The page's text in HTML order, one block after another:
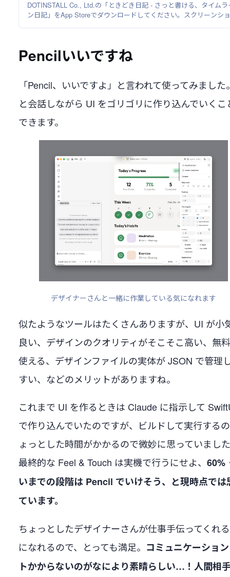
DOTINSTALL Co., Ltd.の「ときどき日記 - さっと書ける、タイムラ
ン日記」をApp Storeでダウンロードしてください。スクリーンシ
Pencilいいですね
「Pencil、いいですよ」と言われて使ってみました
と会話しながら UI をゴリゴリに作り込んでいくこ
できます。
デザイナーさんと一緒に作業している気になれます
似たようなツールはたくさんありますが、UI が小
良い、デザインのクオリティがそこそこ高い、無
使える、デザインファイルの実体が JSON で管理
すい、などのメリットがありますね。
これまで UI を作るときは Claude に指示して
で作り込んでいたのですが、ビルドして実行する
ょっとした時間がかかるので微妙に思っていまし
最終的な Feel & Touch は実機で行うにせよ、 60%
いまでの段階は Pencil でいけそう、と現時点では
ています。
ちょっとしたデザイナーさんが仕事手伝ってくれ
になれるので、とっても満足。 コミュニケーショ
トかからないのがなにより素晴らしい…！人間相